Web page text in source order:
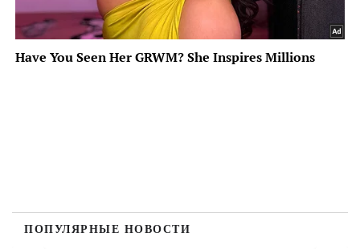
ПОПУЛЯРНЫЕ НОВОСТИ